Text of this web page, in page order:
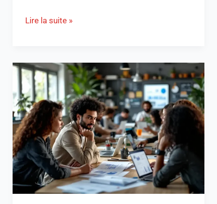
Lire la suite »
“EDD
Agency
:
Comment
propulser
votre
carrière
dès
aujourd’hui”